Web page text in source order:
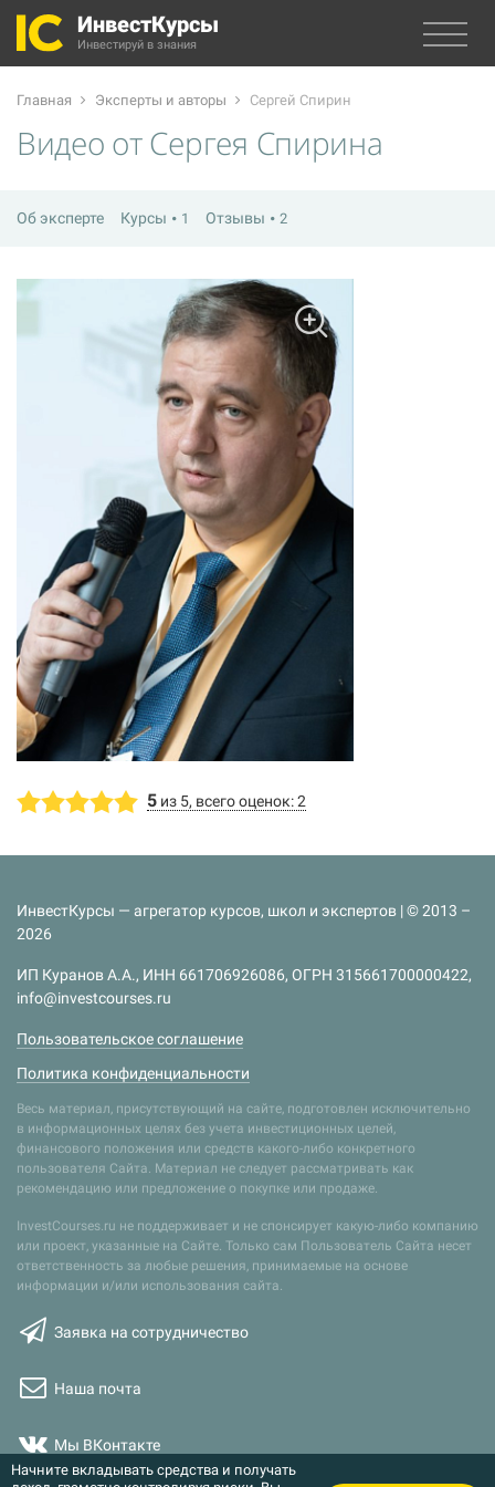
ИнвестКурсы
Инвестируй в знания
Главная Эксперты и авторы Сергей Спирин
Видео от Сергея Спирина
Об эксперте Курсы 1 Отзывы 2
5 из 5, всего оценок: 2
Начните вкладывать средства и получать
ИнвестКурсы — агрегатор курсов, школ и экспертов | © 2013 –
2026
ИП Куранов А.А., ИНН 661706926086, ОГРН 315661700000422,
info@investcourses.ru
Пользовательское соглашение
Политика конфиденциальности
Весь материал, присутствующий на сайте, подготовлен исключительно
в информационных целях без учета инвестиционных целей,
финансового положения или средств какого-либо конкретного
пользователя Сайта. Материал не следует рассматривать как
рекомендацию или предложение о покупке или продаже.
InvestCourses.ru не поддерживает и не спонсирует какую-либо компанию
или проект, указанные на Сайте. Только сам Пользователь Сайта несет
ответственность за любые решения, принимаемые на основе
информации и/или использования сайта.
Заявка на сотрудничество
Наша почта
Мы ВКонтакте